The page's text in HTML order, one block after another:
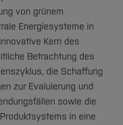
von grünem
Energiesysteme in
Kern des
Betrachtung des
die Schaffung
zur Evaluierung und
sowie die
in eine